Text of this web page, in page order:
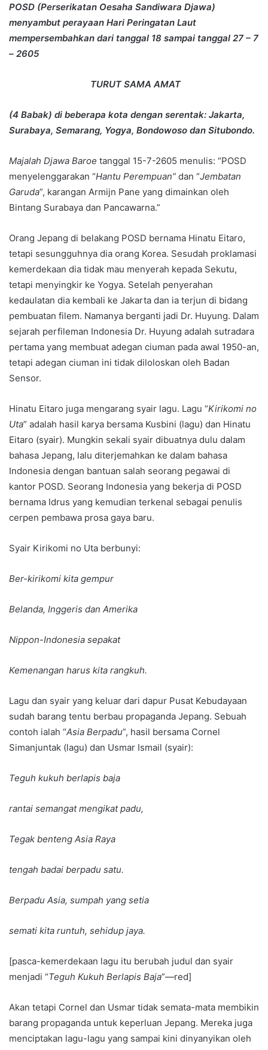
POSD (Perserikatan Oesaha Sandiwara Djawa)
menyambut perayaan Hari Peringatan Laut
mempersembahkan dari tanggal 18 sampai tanggal 27 – 7
– 2605
TURUT SAMA AMAT
(4 Babak) di beberapa kota dengan serentak: Jakarta,
Surabaya, Semarang, Yogya, Bondowoso dan Situbondo.
Majalah Djawa Baroe tanggal 15-7-2605 menulis: “POSD
menyelenggarakan “Hantu Perempuan” dan “Jembatan
Garuda”, karangan Armijn Pane yang dimainkan oleh
Bintang Surabaya dan Pancawarna.”
Orang Jepang di belakang POSD bernama Hinatu Eitaro,
tetapi sesungguhnya dia orang Korea. Sesudah proklamasi
kemerdekaan dia tidak mau menyerah kepada Sekutu,
tetapi menyingkir ke Yogya. Setelah penyerahan
kedaulatan dia kembali ke Jakarta dan ia terjun di bidang
pembuatan filem. Namanya berganti jadi Dr. Huyung. Dalam
sejarah perfileman Indonesia Dr. Huyung adalah sutradara
pertama yang membuat adegan ciuman pada awal 1950-an,
tetapi adegan ciuman ini tidak diloloskan oleh Badan
Sensor.
Hinatu Eitaro juga mengarang syair lagu. Lagu “Kirikomi no
Uta” adalah hasil karya bersama Kusbini (lagu) dan Hinatu
Eitaro (syair). Mungkin sekali syair dibuatnya dulu dalam
bahasa Jepang, lalu diterjemahkan ke dalam bahasa
Indonesia dengan bantuan salah seorang pegawai di
kantor POSD. Seorang Indonesia yang bekerja di POSD
bernama Idrus yang kemudian terkenal sebagai penulis
cerpen pembawa prosa gaya baru.
Syair Kirikomi no Uta berbunyi:
Ber-kirikomi kita gempur
Belanda, Inggeris dan Amerika
Nippon-Indonesia sepakat
Kemenangan harus kita rangkuh.
Lagu dan syair yang keluar dari dapur Pusat Kebudayaan
sudah barang tentu berbau propaganda Jepang. Sebuah
contoh ialah “Asia Berpadu”, hasil bersama Cornel
Simanjuntak (lagu) dan Usmar Ismail (syair):
Teguh kukuh berlapis baja
rantai semangat mengikat padu,
Tegak benteng Asia Raya
tengah badai berpadu satu.
Berpadu Asia, sumpah yang setia
semati kita runtuh, sehidup jaya.
[pasca-kemerdekaan lagu itu berubah judul dan syair
menjadi “Teguh Kukuh Berlapis Baja”—red]
Akan tetapi Cornel dan Usmar tidak semata-mata membikin
barang propaganda untuk keperluan Jepang. Mereka juga
menciptakan lagu-lagu yang sampai kini dinyanyikan oleh